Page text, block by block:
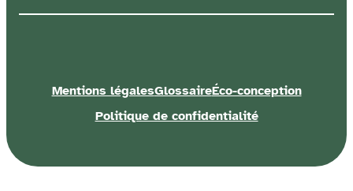
Mentions légalesGlossaireÉco-conception
Politique de confidentialité